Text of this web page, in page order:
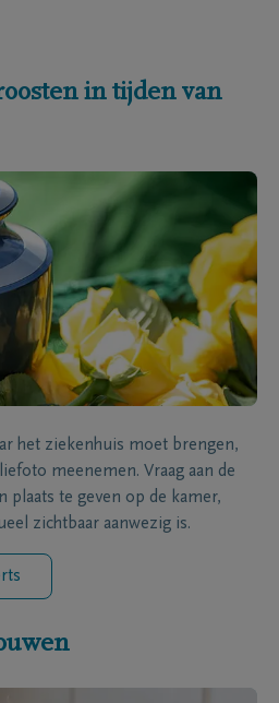
in tijden van
het ziekenhuis moet brengen,
meenemen. Vraag aan de
plaats te geven op de kamer,
zichtbaar aanwezig is.